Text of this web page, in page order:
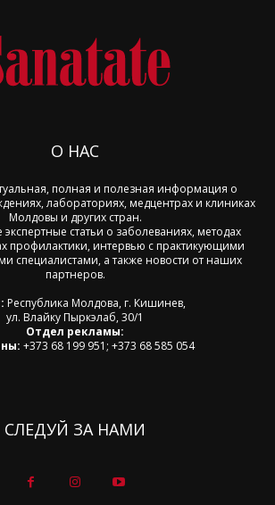
О НАС
полная и полезная информация о
лабораториях, медцентрах и клиниках
Молдовы и других стран.
экспертные статьи о заболеваниях, методах
профилактики, интервью с практикующими
специалистами, а также новости от наших
партнеров.
Республика Молдова, г. Кишинев,
ул. Влайку Пыркэлаб, 30/1
Отдел рекламы:
+373 68 199 951; +373 68 585 054
СЛЕДУЙ ЗА НАМИ